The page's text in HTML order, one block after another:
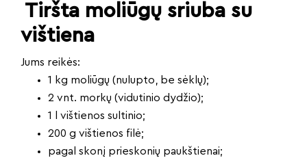
Tiršta moliūgų sriuba su
vištiena
Jums reikės:
1 kg moliūgų (nulupto, be sėklų);
2 vnt. morkų (vidutinio dydžio);
1 l vištienos sultinio;
200 g vištienos filė;
pagal skonį prieskonių paukštienai;